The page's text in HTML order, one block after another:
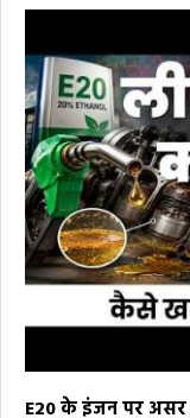
E20 के इंजन पर